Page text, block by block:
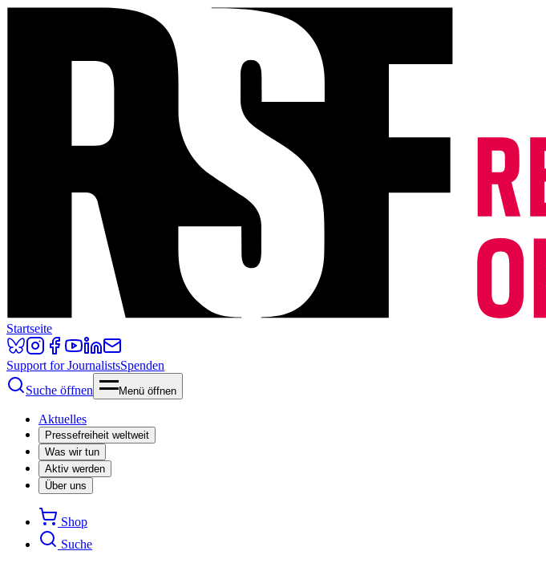
Startseite
Support for JournalistsSpenden
Suche öffnen
Menü öffnen
Aktuelles
Pressefreiheit weltweit
Was wir tun
Aktiv werden
Über uns
Shop
Suche